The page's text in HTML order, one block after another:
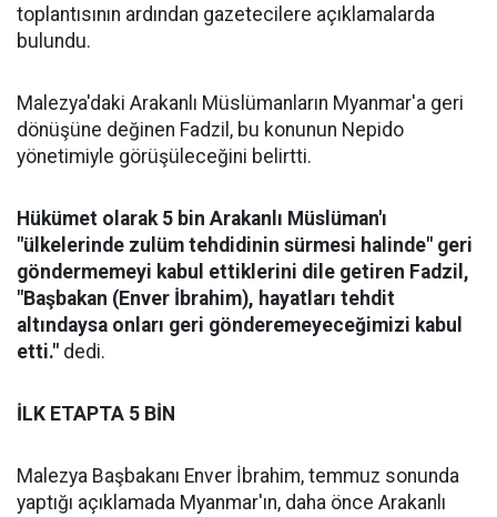
toplantısının ardından gazetecilere açıklamalarda
bulundu.
Malezya'daki Arakanlı Müslümanların Myanmar'a geri
dönüşüne değinen Fadzil, bu konunun Nepido
yönetimiyle görüşüleceğini belirtti.
Hükümet olarak 5 bin Arakanlı Müslüman'ı
"ülkelerinde zulüm tehdidinin sürmesi halinde" geri
göndermemeyi kabul ettiklerini dile getiren Fadzil,
"Başbakan (Enver İbrahim), hayatları tehdit
altındaysa onları geri gönderemeyeceğimizi kabul
etti." dedi.
İLK ETAPTA 5 BİN
Malezya Başbakanı Enver İbrahim, temmuz sonunda
yaptığı açıklamada Myanmar'ın, daha önce Arakanlı